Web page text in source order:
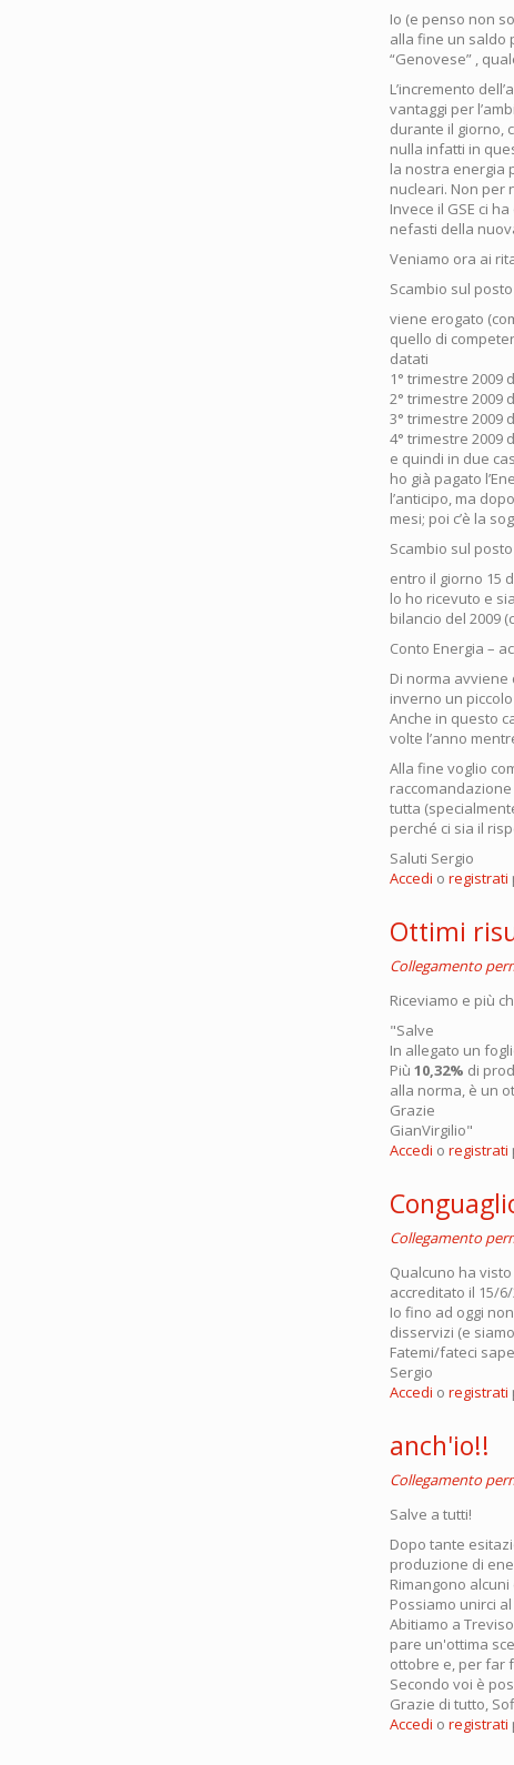
Io (e penso non
alla fine un saldo
“Genovese” ,
L’incremento
vantaggi per
durante il giorno,
nulla infatti in
la nostra energia
nucleari. Non per
Invece il GSE ci
nefasti della
Veniamo ora ai
Scambio sul
viene erogato
quello di
datati
1° trimestre 2009
2° trimestre 2009
3° trimestre 2009
4° trimestre 2009
e quindi in due
ho già pagato
l’anticipo, ma
mesi; poi c’è la
Scambio sul
entro il giorno 15
lo ho ricevuto e
bilancio del 2009
Conto Energia –
Di norma
inverno un
Anche in questo
volte l’anno
Alla fine voglio
tutta
perché ci sia il
Saluti Sergio
Accedi o registrati
Ottimi
Collegamento
Riceviamo e più
"Salve
In allegato un
Più 10,32% di
alla norma, è un
Grazie
GianVirgilio"
Accedi o registrati
Collegamento
Qualcuno ha
accreditato il 15/6/
Io fino ad oggi
disservizi (e
Fatemi/fateci
Sergio
Accedi o registrati
anch'io!!
Collegamento
Salve a tutti!
Dopo tante
produzione di
Rimangono
Possiamo unirci
Abitiamo a
pare un'ottima
ottobre e, per far
Secondo voi è
Grazie di tutto,
Accedi o registrati